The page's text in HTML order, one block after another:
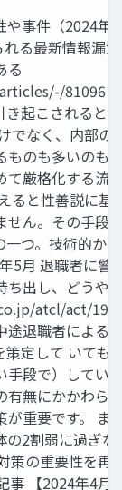
事件（2024年
る最新情報漏
る
81096
き起こされると
でなく、内部の
ものも多いのも
て厳格化する流
ると性善説に基
せん。その手段
つ。技術的か
5月 退職者に警
ち出し、どうや
atcl/act/19/
退職者による
定して いても
手段で）してい
有無にかかわら
が重要です。 ま
の2割弱に過ぎ
策の重要性を再
事 【2024年4月